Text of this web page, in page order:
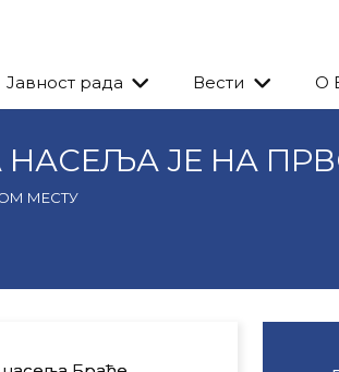
Јавност рада Вести О
НАСЕЉА ЈЕ НА
МЕСТУ